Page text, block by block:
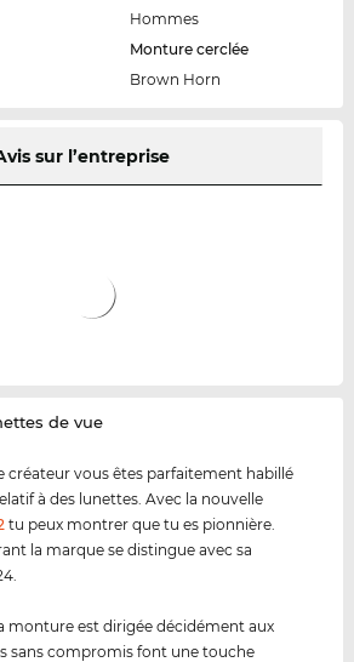
Hommes
Monture cerclée
Brown Horn
sur l’entreprise
de vue
créateur vous êtes parfaitement habillé
à des lunettes. Avec la nouvelle
tu peux montrer que tu es pionnière.
la marque se distingue avec sa
monture est dirigée décidément aux
sans compromis font une touche